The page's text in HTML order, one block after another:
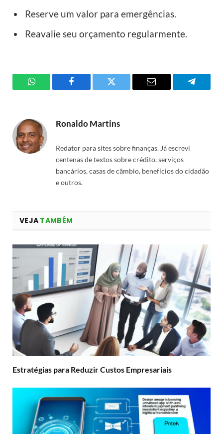
Reserve um valor para emergências.
Reavalie seu orçamento regularmente.
WhatsAppFacebook Twitter Email
Ronaldo Martins
Redator para sites sobre finanças. Já escrevi
centenas de textos sobre crédito, serviços
bancários, casas de câmbio, benefícios do cidadão
e outros.
VEJA TAMBÉM
Estratégias para Reduzir Custos Empresariais